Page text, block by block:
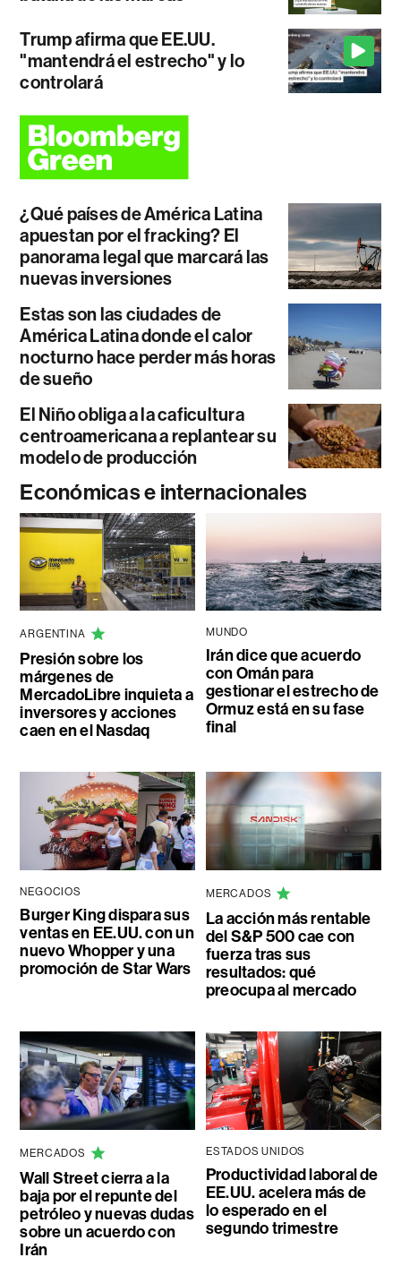
Trump afirma que EE.UU.
"mantendrá el estrecho" y lo
controlará
¿Qué países de América Latina
apuestan por el fracking? El
panorama legal que marcará las
nuevas inversiones
Estas son las ciudades de
América Latina donde el calor
nocturno hace perder más horas
de sueño
El Niño obliga a la caficultura
centroamericana a replantear su
modelo de producción
Económicas e internacionales
ARGENTINA
Presión sobre los
márgenes de
MercadoLibre inquieta a
inversores y acciones
caen en el Nasdaq
MUNDO
Irán dice que acuerdo
con Omán para
gestionar el estrecho de
Ormuz está en su fase
final
NEGOCIOS
Burger King dispara sus
ventas en EE.UU. con un
nuevo Whopper y una
promoción de Star Wars
MERCADOS
La acción más rentable
del S&P 500 cae con
fuerza tras sus
resultados: qué
preocupa al mercado
MERCADOS
Wall Street cierra a la
baja por el repunte del
petróleo y nuevas dudas
sobre un acuerdo con
Irán
ESTADOS UNIDOS
Productividad laboral de
EE.UU. acelera más de
lo esperado en el
segundo trimestre